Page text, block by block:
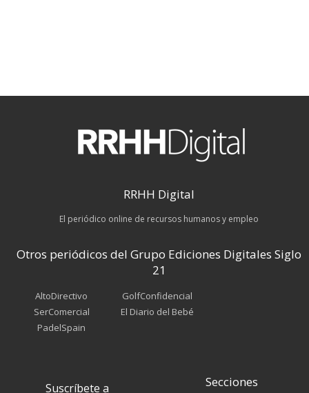
RRHH Digital
El periódico online de recursos humanos y empleo
Otros periódicos del Grupo Ediciones Digitales Siglo
21
AltoDirectivo
SerComercial
PadelSpain
GolfConfidencial
El Diario del Bebé
Suscríbete a Secciones